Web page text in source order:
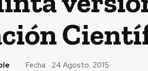
Fecha: 24 Agosto, 2015